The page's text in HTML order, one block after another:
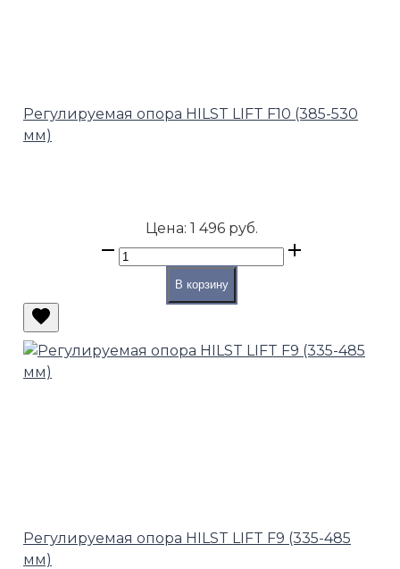
Регулируемая опора HILST LIFT F10 (385-530
мм)
Цена: 1 496 руб.
В корзину
Регулируемая опора HILST LIFT F9 (335-485
мм)